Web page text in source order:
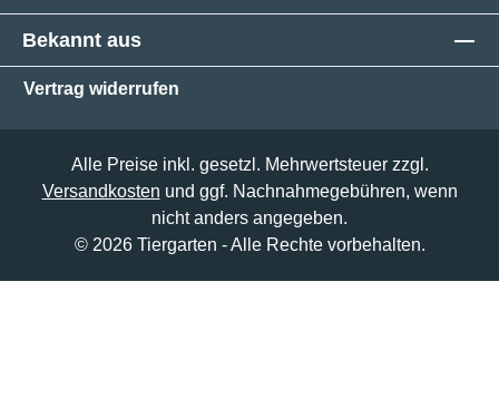
Bekannt aus
Vertrag widerrufen
Alle Preise inkl. gesetzl. Mehrwertsteuer zzgl.
Versandkosten und ggf. Nachnahmegebühren, wenn
nicht anders angegeben.
© 2026 Tiergarten - Alle Rechte vorbehalten.